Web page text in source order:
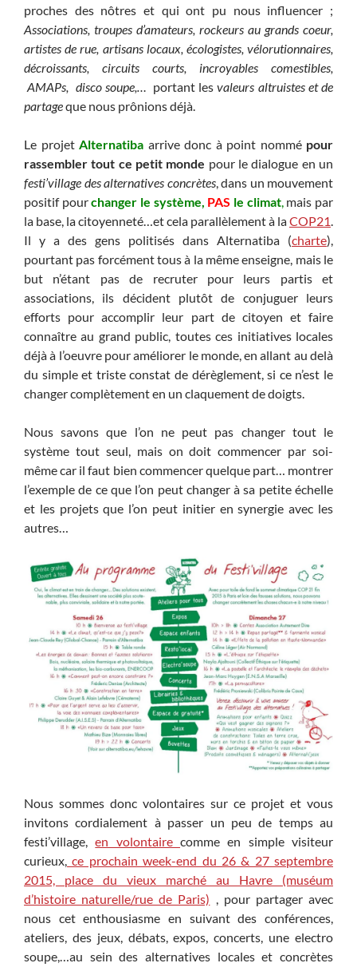
proches des nôtres et qui ont pu nous influencer ;
Associations, troupes d’amateurs, rockeurs au grands coeur,
artistes de rue, artisans locaux, écologistes, vélorutionnaires,
décroissants, circuits courts, incroyables comestibles,
AMAPs, disco soupe,… portant lesvaleurs altruistes et de
partageque nous prônions déjà.
Le projetAlternatiba arrive donc à point nommé pour
rassembler tout ce petit monde pour le dialogue en un
festi’village des alternatives concrètes, dans un mouvement
positif pourchanger le système, PAS le climat,mais par
la base, la citoyenneté…et cela parallèlement à laCOP21.
Il y a des gens politisés dans Alternatiba (charte),
pourtant pas forcément tous à la même enseigne, mais le
but n’étant pas de recruter pour leurs partis et
associations, ils décident plutôt de conjuguer leurs
efforts pour accomplir leur part de citoyen et faire
connaître au grand public, toutes ces initiatives locales
déjà à l’oeuvre pour améliorer le monde, en allant au delà
du simple et triste constat de dérèglement, si ce n’est le
changer complètement en un claquement de doigts.
Nous savons que l’on ne peut pas changer tout le
système tout seul, mais on doit commencer par soi-
même car il faut bien commencer quelque part… montrer
l’exemple de ce que l’on peut changer à sa petite échelle
et les projets que l’on peut initier en synergie avec les
autres…
Nous sommes donc volontaires sur ce projet et vous
invitons cordialement à passer un peu de temps au
festi’village,en volontairecomme en simple visiteur
curieux, ce prochain week-end du 26 & 27 septembre
2015, place du vieux marché au Havre (muséum
d’histoire naturelle/rue de Paris) , pour partager avec
nous cet enthousiasme en suivant des conférences,
ateliers, des jeux, débats, expos, concerts, une electro
soupe,…au sein des alternatives locales et concrètes